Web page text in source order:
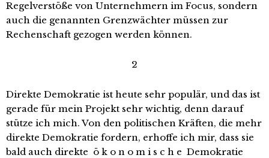
Regelverstöße von Unternehmern im Focus, sondern
auch die genannten Grenzwächter müssen zur
Rechenschaft gezogen werden können.
2
Direkte Demokratie ist heute sehr populär, und das ist
gerade für mein Projekt sehr wichtig, denn darauf
stütze ich mich. Von den politischen Kräften, die mehr
direkte Demokratie fordern, erhoffe ich mir, dass sie
bald auch direkte ö k o n o m i s c h e Demokratie